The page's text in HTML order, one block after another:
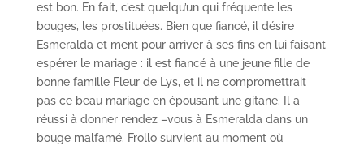
est bon. En fait, c’est quelqu’un qui fréquente les
bouges, les prostituées. Bien que fiancé, il désire
Esmeralda et ment pour arriver à ses fins en lui faisant
espérer le mariage : il est fiancé à une jeune fille de
bonne famille Fleur de Lys, et il ne compromettrait
pas ce beau mariage en épousant une gitane. Il a
réussi à donner rendez –vous à Esmeralda dans un
bouge malfamé. Frollo survient au moment où